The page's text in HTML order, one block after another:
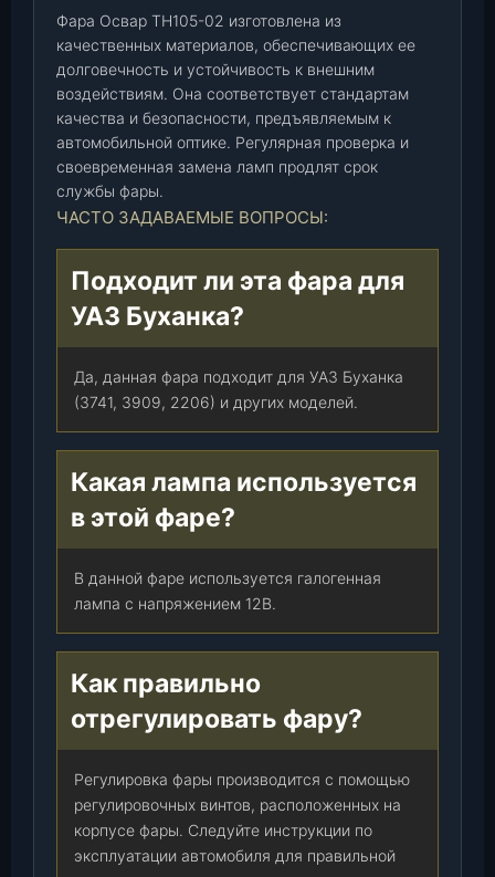
Фара Освар ТН105-02 изготовлена из
качественных материалов, обеспечивающих ее
долговечность и устойчивость к внешним
воздействиям. Она соответствует стандартам
качества и безопасности, предъявляемым к
автомобильной оптике. Регулярная проверка и
своевременная замена ламп продлят срок
службы фары.
ЧАСТО ЗАДАВАЕМЫЕ ВОПРОСЫ:
Подходит ли эта фара для
УАЗ Буханка?
Да, данная фара подходит для УАЗ Буханка
(3741, 3909, 2206) и других моделей.
Какая лампа используется
в этой фаре?
В данной фаре используется галогенная
лампа с напряжением 12В.
Как правильно
отрегулировать фару?
Регулировка фары производится с помощью
регулировочных винтов, расположенных на
корпусе фары. Следуйте инструкции по
эксплуатации автомобиля для правильной